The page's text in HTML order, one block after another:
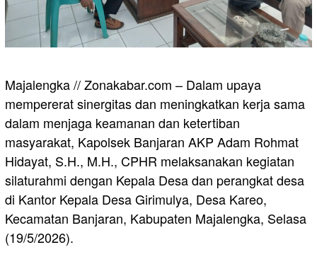
Majalengka // Zonakabar.com – Dalam upaya
mempererat sinergitas dan meningkatkan kerja sama
dalam menjaga keamanan dan ketertiban
masyarakat, Kapolsek Banjaran AKP Adam Rohmat
Hidayat, S.H., M.H., CPHR melaksanakan kegiatan
silaturahmi dengan Kepala Desa dan perangkat desa
di Kantor Kepala Desa Girimulya, Desa Kareo,
Kecamatan Banjaran, Kabupaten Majalengka, Selasa
(19/5/2026).